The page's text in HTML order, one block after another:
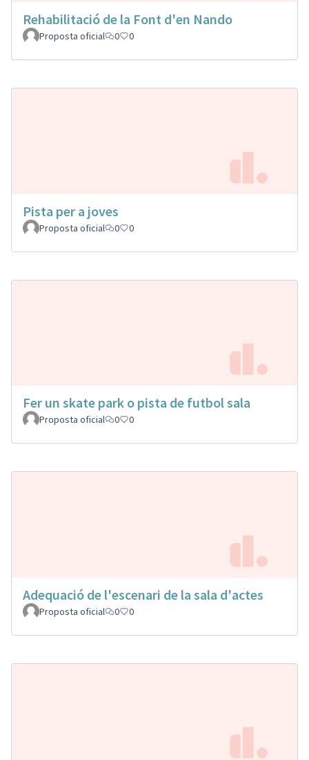
Rehabilitació de la Font d'en Nando
Proposta oficial 0 0
Pista per a joves
Proposta oficial 0 0
Fer un skate park o pista de futbol sala
Proposta oficial 0 0
Adequació de l'escenari de la sala d'actes
Proposta oficial 0 0